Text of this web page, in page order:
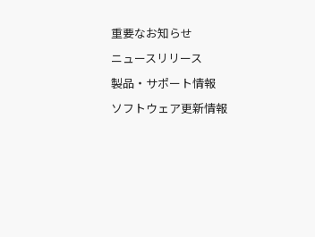
重要なお知らせ
ニュースリリース
製品・サポート情報
ソフトウェア更新情報